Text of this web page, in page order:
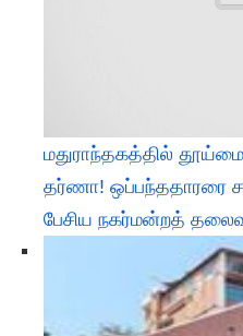
மதுராந்தகத்தில்
தர்ணா! ஒப்பந்ததாரரை
பேசிய நகர்மன்றத்